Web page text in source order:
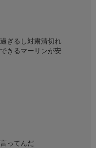
ぎるし対粛清切れ
きるマーリンが安
ってんだ